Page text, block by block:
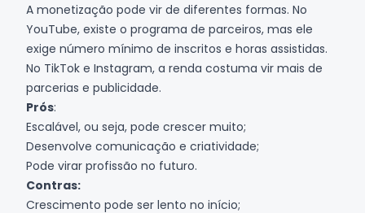
A monetização pode vir de diferentes formas. No
YouTube, existe o programa de parceiros, mas ele
exige número mínimo de inscritos e horas assistidas.
No TikTok e Instagram, a renda costuma vir mais de
parcerias e publicidade.
Prós:
Escalável, ou seja, pode crescer muito;
Desenvolve comunicação e criatividade;
Pode virar profissão no futuro.
Contras:
Crescimento pode ser lento no início;